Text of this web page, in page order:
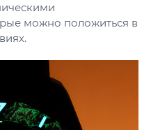
можно положиться в